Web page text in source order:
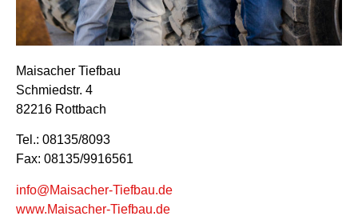
Maisacher Tiefbau
Schmiedstr. 4
82216 Rottbach
Tel.: 08135/8093
Fax: 08135/9916561
info@Maisacher-Tiefbau.de
www.Maisacher-Tiefbau.de